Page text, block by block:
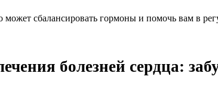
сбалансировать гормоны и помочь вам в
болезней сердца: